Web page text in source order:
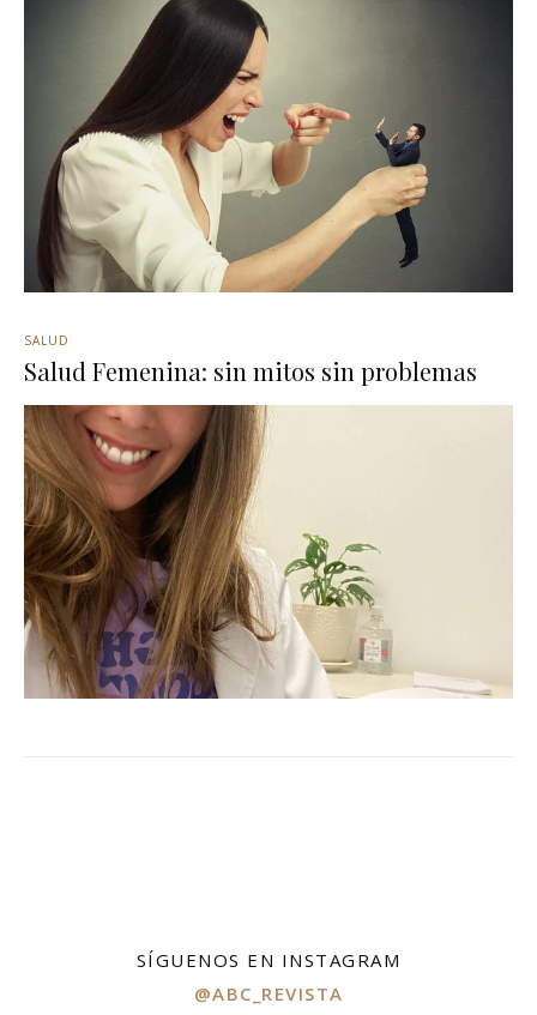
SALUD
Salud Femenina: sin mitos sin problemas
SÍGUENOS EN INSTAGRAM
@ABC_REVISTA